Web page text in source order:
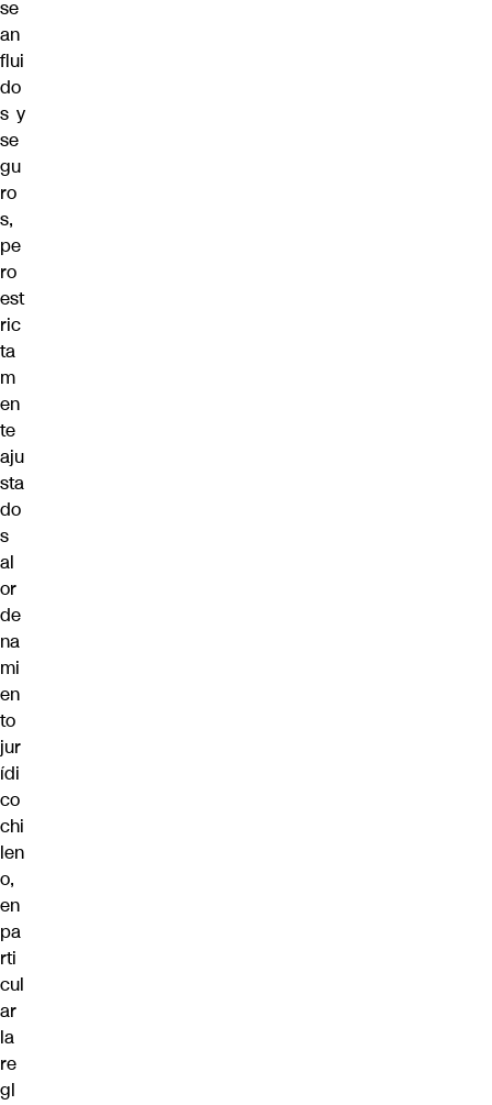
se
an
flui
do
s y
se
gu
ro
s,
pe
ro
est
ric
ta
m
en
te
aju
sta
do
s
al
or
de
na
mi
en
to
jur
ídi
co
chi
len
o,
en
pa
rti
cul
ar
la
re
gl